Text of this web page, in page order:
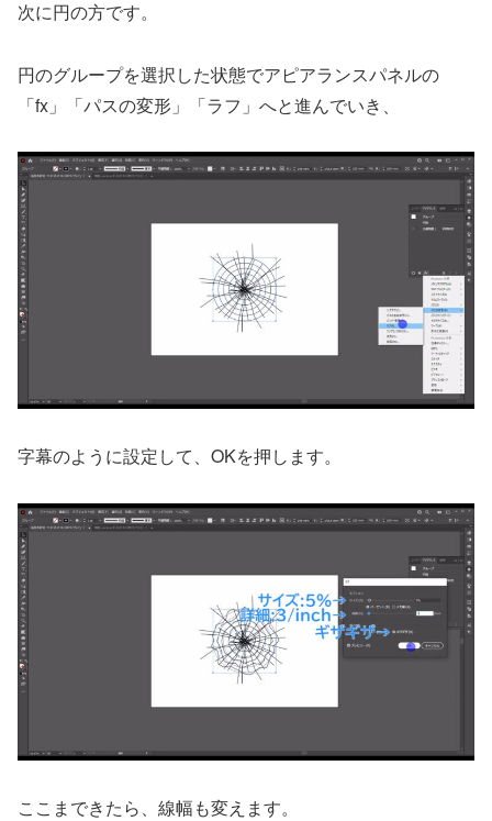
次に円の方です。
円のグループを選択した状態でアピアランスパネルの
「fx」「パスの変形」「ラフ」へと進んでいき、
字幕のように設定して、OKを押します。
ここまできたら、線幅も変えます。